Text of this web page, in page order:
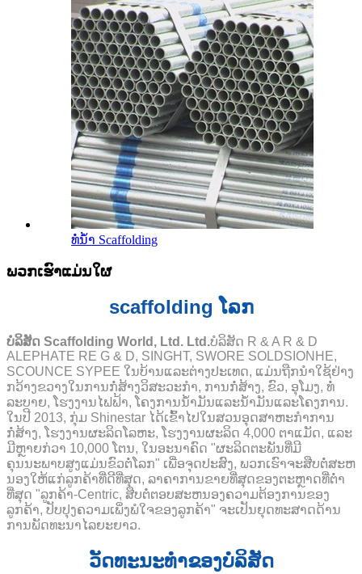
ທໍ່ນ້ໍາ Scaffolding
ພວກເຮົາແມ່ນໃຜ
scaffolding ໂລກ
ບໍລິສັດ Scaffolding World, Ltd. Ltd.ບໍລິສັດ R & A R & D
ALEPHATE RE G & D, SINGHT, SWORE SOLDSIONHE,
SCOUNCE SYPEE ໃນບ້ານແລະຕ່າງປະເທດ, ແມ່ນຖືກນໍາໃຊ້ຢ່າງ
ກວ້າງຂວາງໃນການກໍ່ສ້າງວິສະວະກໍາ, ການກໍ່ສ້າງ, ຂົວ, ອຸໂມງ, ທໍ່
ລະບາຍ, ໂຮງງານໄຟຟ້າ, ໂຄງການນ້ໍາມັນແລະນ້ໍາມັນແລະໂຄງການ.
ໃນປີ 2013, ກຸ່ມ Shinestar ໄດ້ເຂົ້າໄປໃນສວນອຸດສາຫະກໍາການ
ກໍ່ສ້າງ, ໂຮງງານຜະລິດໂລຫະ, ໂຮງງານຜະລິດ 4,000 ຕາແມັດ, ແລະ
ມີຫຼາຍກ່ວາ 10,000 ໂຕນ, ໃນອະນາຄົດ "ຜະລິດຕະພັນທີ່ມີ
ຄຸນນະພາບສູງແມ່ນຂົວຕໍ່ໂລກ" ເພື່ອຈຸດປະສົງ, ພວກເຮົາຈະສືບຕໍ່ສະຫ
ນອງໃຫ້ແກ່ລູກຄ້າທີ່ດີທີ່ສຸດ, ລາຄາການຂາຍທີ່ສຸດຂອງຕະຫຼາດທີ່ຕໍ່າ
ທີ່ສຸດ "ລູກຄ້າ-Centric, ສືບຕໍ່ຕອບສະຫນອງຄວາມຕ້ອງການຂອງ
ລູກຄ້າ, ປັບປຸງຄວາມເພິ່ງພໍໃຈຂອງລູກຄ້າ" ຈະເປັນຍຸດທະສາດດ້ານ
ການພັດທະນາໄລຍະຍາວ.
ວັດທະນະທໍາຂອງບໍລິສັດ